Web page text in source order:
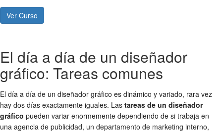
Ver Curso
El día a día de un diseñador
gráfico: Tareas comunes
El día a día de un diseñador gráfico es dinámico y variado, rara vez
hay dos días exactamente iguales. Las tareas de un diseñador
gráfico pueden variar enormemente dependiendo de si trabaja en
una agencia de publicidad, un departamento de marketing interno,